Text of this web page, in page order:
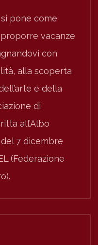
pone come
vacanze
con
alla scoperta
e della
di
all’Albo
7 dicembre
(Federazione